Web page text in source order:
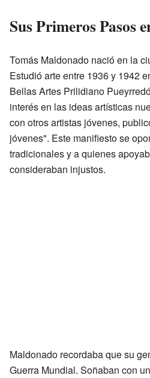
Sus Primeros Pasos
Tomás Maldonado nació en la
Estudió arte entre 1936 y 1942
Bellas Artes Prilidiano
interés en las ideas artísticas
con otros artistas jóvenes,
jóvenes". Este manifiesto se
tradicionales y a quienes
consideraban injustos.
Maldonado recordaba que su
Guerra Mundial. Soñaban con